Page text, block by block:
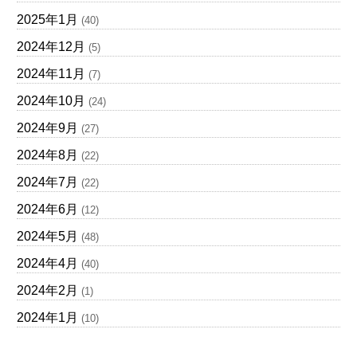
2025年1月 (40)
2024年12月 (5)
2024年11月 (7)
2024年10月 (24)
2024年9月 (27)
2024年8月 (22)
2024年7月 (22)
2024年6月 (12)
2024年5月 (48)
2024年4月 (40)
2024年2月 (1)
2024年1月 (10)